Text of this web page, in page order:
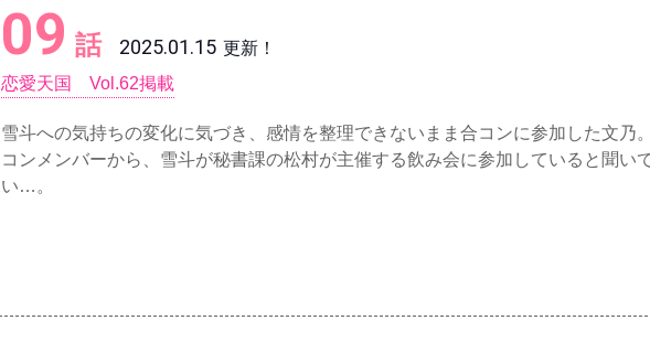
09 話 2025.01.15 更新！
恋愛天国 Vol.62掲載
雪斗への気持ちの変化に気づき、感情を整理できないまま合コンに参加した文乃
コンメンバーから、雪斗が秘書課の松村が主催する飲み会に参加していると聞い
い…。